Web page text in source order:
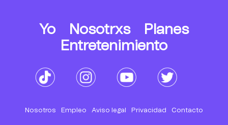
Yo Nosotrxs
Planes
Entretenimiento
Nosotros Empleo Aviso legal Privacidad Contacto